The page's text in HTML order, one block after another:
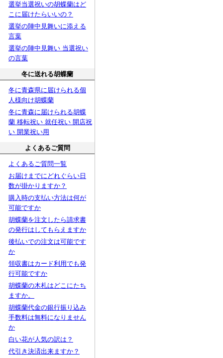
選挙当選祝いの胡蝶蘭はど
こに届けたらいいの？
選挙の陣中見舞いに添える
言葉
選挙の陣中見舞い 当選祝い
の言葉
冬に送れる胡蝶蘭
冬に青森県に届けられる個
人様向け胡蝶蘭
冬に青森に届けられる胡蝶
蘭 移転祝い 就任祝い 開店祝
い 開業祝い用
よくあるご質問
よくあるご質問一覧
お届けまでにどれぐらい日
数が掛かりますか？
購入時の支払い方法は何が
可能ですか
胡蝶蘭を注文したら請求書
の発行はしてもらえますか
後払いでの注文は可能です
か
領収書はカード利用でも発
行可能ですか
胡蝶蘭の木札はどこにたち
ますか。
胡蝶蘭代金の銀行振り込み
手数料は無料になりません
か
白い花が人気の訳は？
代引き決済出来ますか？